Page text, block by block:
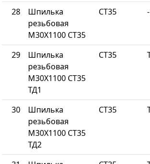
28
Шпилька
резьбовая
М30Х1100 СТ35
СТ35 -
29
Шпилька
резьбовая
М30Х1100 СТ35
ТД1
СТ35
30
Шпилька
резьбовая
М30Х1100 СТ35
ТД2
СТ35